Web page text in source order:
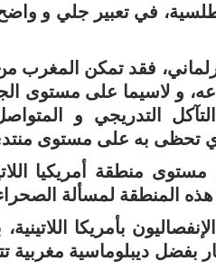
في تعبير جلي و
فقد تمكن المغرب
و لاسيما على مستوى
التدريجي و المتواصل
تحظى به على مستوى
منطقة أمريكيا
المنطقة لمسألة
بأمريكا
بفضل ديبلوماسية مغربية